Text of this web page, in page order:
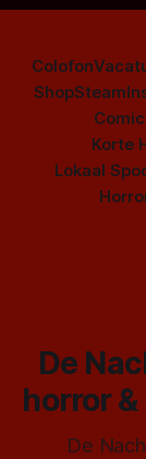
Colofon
ShopSteam
Korte
Lokaal
De
horror
De